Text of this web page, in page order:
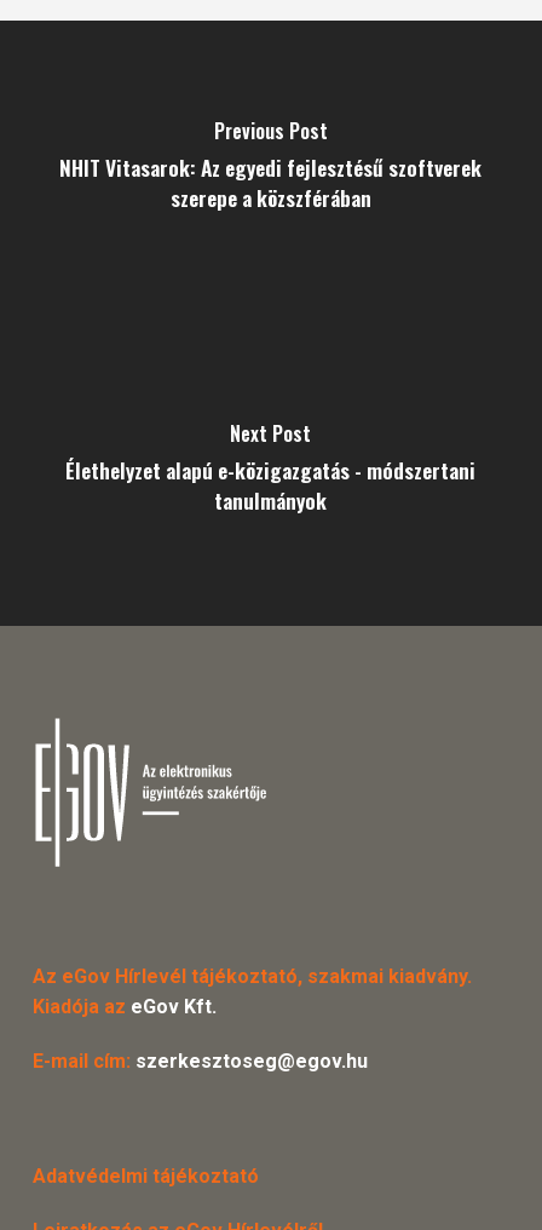
Previous Post
NHIT Vitasarok: Az egyedi fejlesztésű szoftverek
szerepe a közszférában
Next Post
Élethelyzet alapú e-közigazgatás - módszertani
tanulmányok
Az eGov Hírlevél tájékoztató, szakmai kiadvány.
Kiadója az eGov Kft.
E-mail cím: szerkesztoseg@egov.hu
Adatvédelmi tájékoztató